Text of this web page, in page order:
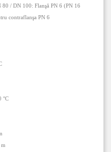
/ DN 100: Flanşă PN 6 (PN 16
contraflanşa PN 6
°C
m